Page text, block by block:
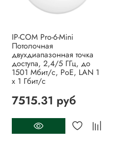
IP-COM Pro-6-Mini
Потолочная
двухдиапазонная точка
доступа, 2,4/5 ГГц, до
1501 Мбит/с, PoE, LAN 1
x 1 Гбит/с
7515.31 руб